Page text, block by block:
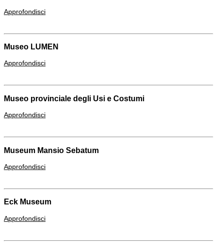
Approfondisci
Museo LUMEN
Approfondisci
Museo provinciale degli Usi e Costumi
Approfondisci
Museum Mansio Sebatum
Approfondisci
Eck Museum
Approfondisci